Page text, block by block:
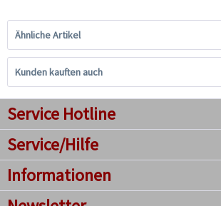
Ähnliche Artikel
Kunden kauften auch
Service Hotline
Service/Hilfe
Informationen